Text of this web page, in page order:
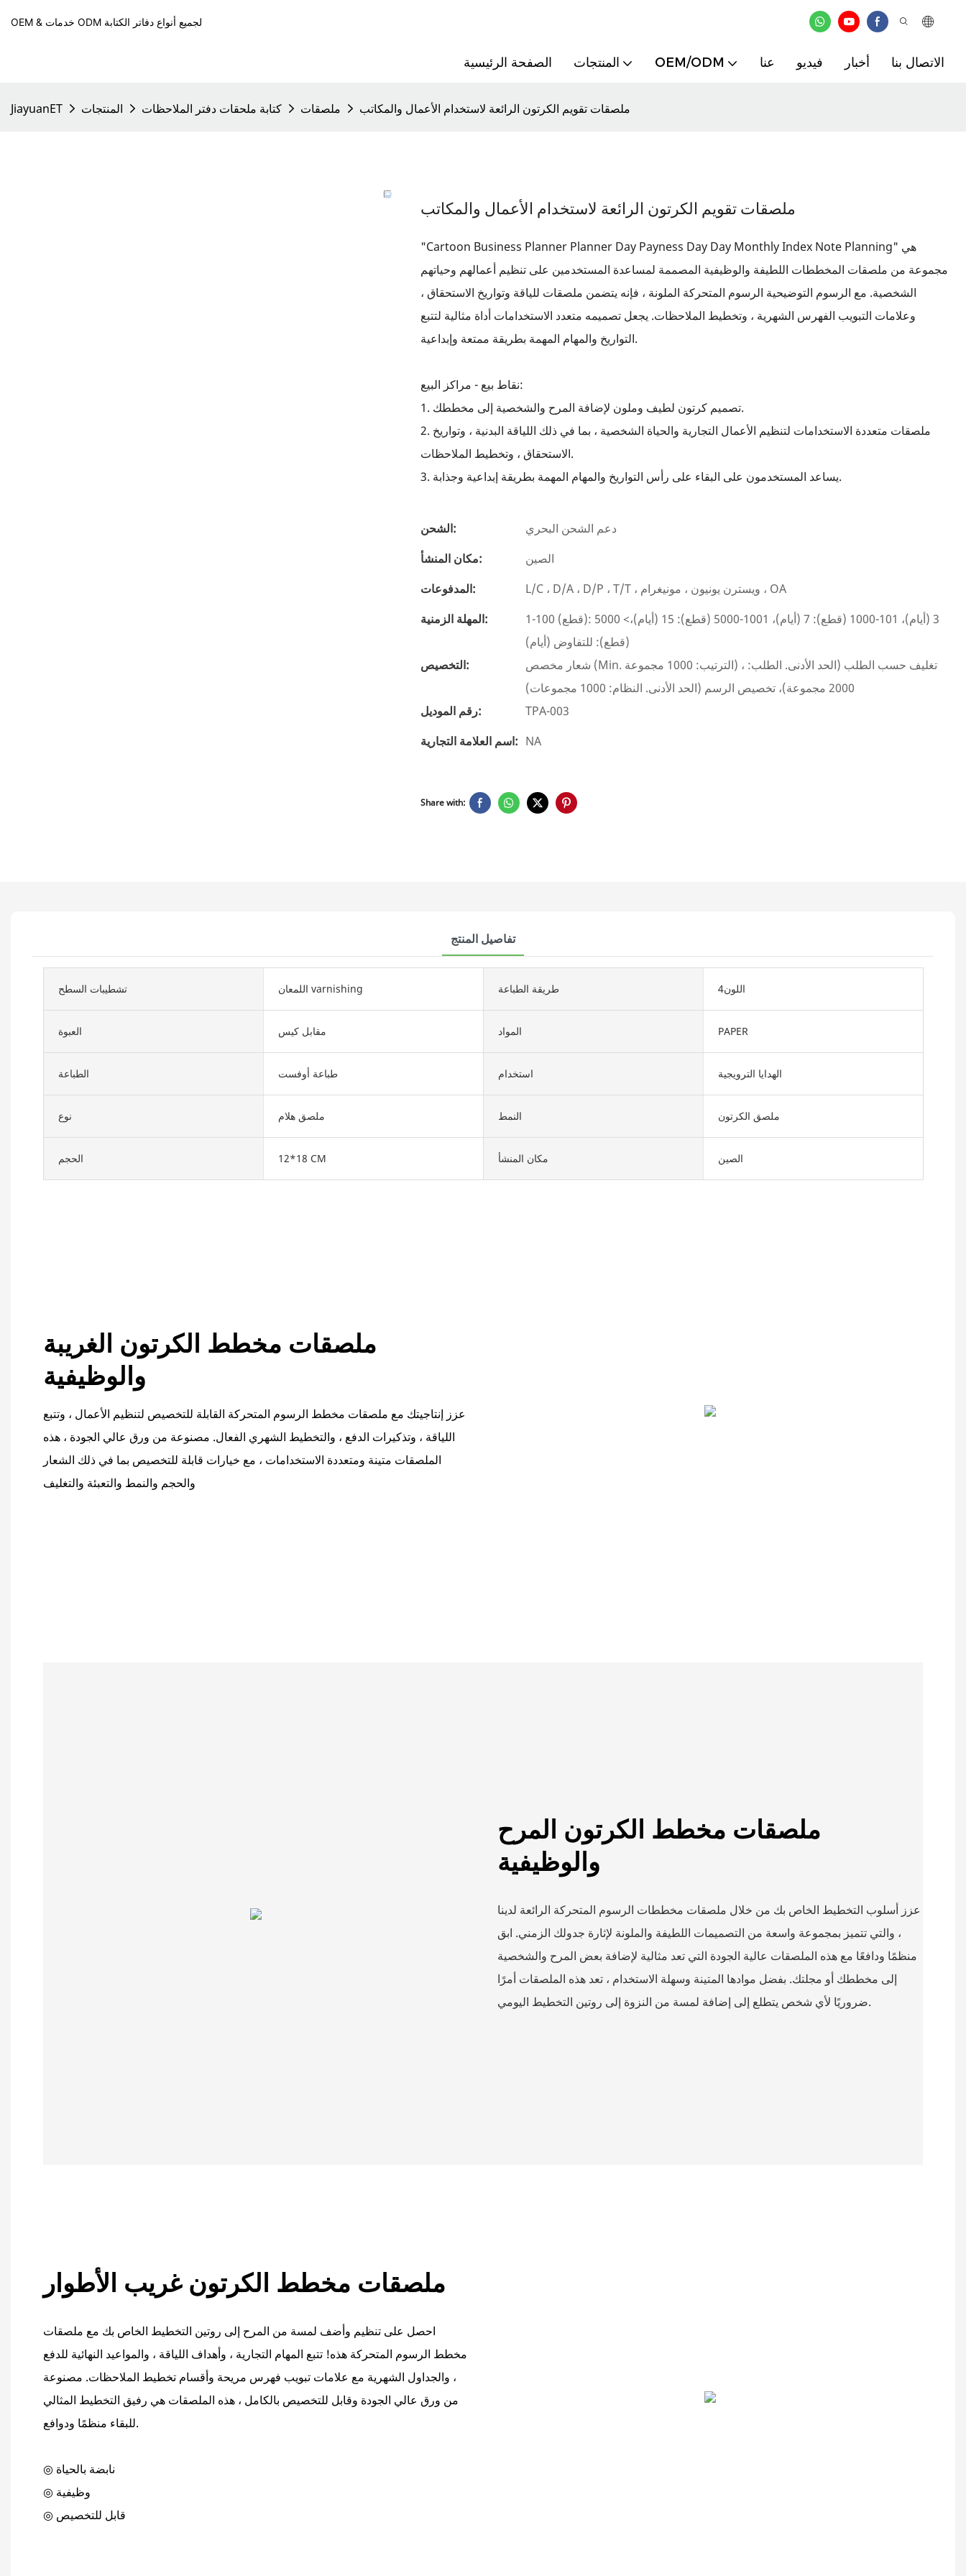
OEM & خدمات ODM لجميع أنواع دفاتر الكتابة
الصفحة الرئيسية المنتجات OEM/ODM عنا فيديو أخبار الاتصال بنا
JiayuanET المنتجات كتابة ملحقات دفتر الملاحظات ملصقات ملصقات تقويم الكرتون الرائعة لاستخدام الأعمال والمكاتب
ملصقات تقويم الكرتون الرائعة لاستخدام الأعمال والمكاتب
"Cartoon Business Planner Planner Day Payness Day Day Monthly Index Note Planning" هي
مجموعة من ملصقات المخططات اللطيفة والوظيفية المصممة لمساعدة المستخدمين على تنظيم أعمالهم وحياتهم
الشخصية. مع الرسوم التوضيحية الرسوم المتحركة الملونة ، فإنه يتضمن ملصقات للياقة وتواريخ الاستحقاق ،
وعلامات التبويب الفهرس الشهرية ، وتخطيط الملاحظات. يجعل تصميمه متعدد الاستخدامات أداة مثالية لتتبع
التواريخ والمهام المهمة بطريقة ممتعة وإبداعية.
نقاط بيع - مراكز البيع:
1. تصميم كرتون لطيف وملون لإضافة المرح والشخصية إلى مخططك.
2. ملصقات متعددة الاستخدامات لتنظيم الأعمال التجارية والحياة الشخصية ، بما في ذلك اللياقة البدنية ، وتواريخ
الاستحقاق ، وتخطيط الملاحظات.
3. يساعد المستخدمون على البقاء على رأس التواريخ والمهام المهمة بطريقة إبداعية وجذابة.
الشحن:
دعم الشحن البحري
مكان المنشأ:
الصين
المدفوعات:
L/C ، D/A ، D/P ، T/T ، ويسترن يونيون ، مونيغرام ، OA
المهلة الزمنية:
1-100 (قطع): 3 (أيام)، 101-1000 (قطع): 7 (أيام)، 1001-5000 (قطع): 15 (أيام)،> 5000
(قطع): للتفاوض (أيام)
التخصيص:
شعار مخصص (Min. الترتيب: 1000 مجموعة) ، تغليف حسب الطلب (الحد الأدنى. الطلب:
2000 مجموعة)، تخصيص الرسم (الحد الأدنى. النظام: 1000 مجموعات)
رقم الموديل:
TPA-003
اسم العلامة التجارية: NA
Share with:
تفاصيل المنتج
تشطيبات السطح اللمعان varnishing طريقة الطباعة اللون4
العبوة مقابل كيس المواد PAPER
الطباعة طباعة أوفست استخدام الهدايا الترويجية
نوع ملصق هلام النمط ملصق الكرتون
الحجم 12*18 CM مكان المنشأ الصين
ملصقات مخطط الكرتون الغريبة
عزز إنتاجيتك مع ملصقات مخطط الرسوم المتحركة القابلة للتخصيص لتنظيم الأعمال ، وتتبع
اللياقة ، وتذكيرات الدفع ، والتخطيط الشهري الفعال. مصنوعة من ورق عالي الجودة ، هذه
الملصقات متينة ومتعددة الاستخدامات ، مع خيارات قابلة للتخصيص بما في ذلك الشعار
ملصقات مخطط الكرتون المرح
والوظيفية
عزز أسلوب التخطيط الخاص بك من خلال ملصقات مخططات الرسوم المتحركة الرائعة لدينا
، والتي تتميز بمجموعة واسعة من التصميمات اللطيفة والملونة لإثارة جدولك الزمني. ابق
منظمًا ودافعًا مع هذه الملصقات عالية الجودة التي تعد مثالية لإضافة بعض المرح والشخصية
إلى مخططك أو مجلتك. بفضل موادها المتينة وسهلة الاستخدام ، تعد هذه الملصقات أمرًا
ضروريًا لأي شخص يتطلع إلى إضافة لمسة من النزوة إلى روتين التخطيط اليومي.
احصل على تنظيم وأضف لمسة من المرح إلى روتين التخطيط الخاص بك مع ملصقات
مخطط الرسوم المتحركة هذه! تتبع المهام التجارية ، وأهداف اللياقة ، والمواعيد النهائية للدفع
، والجداول الشهرية مع علامات تبويب فهرس مريحة وأقسام تخطيط الملاحظات. مصنوعة
من ورق عالي الجودة وقابل للتخصيص بالكامل ، هذه الملصقات هي رفيق التخطيط المثالي
للبقاء منظمًا ودوافع.
◎ وظيفية
◎ قابل للتخصيص